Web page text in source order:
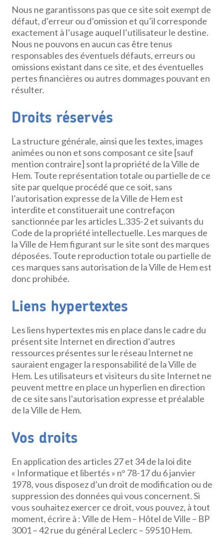
Nous ne garantissons pas que ce site soit exempt de
défaut, d’erreur ou d’omission et qu’il corresponde
exactement à l’usage auquel l’utilisateur le destine.
Nous ne pouvons en aucun cas être tenus
responsables des éventuels défauts, erreurs ou
omissions existant dans ce site, et des éventuelles
pertes financières ou autres dommages pouvant en
résulter.
Droits réservés
La structure générale, ainsi que les textes, images
animées ou non et sons composant ce site [sauf
mention contraire] sont la propriété de la Ville de
Hem. Toute représentation totale ou partielle de ce
site par quelque procédé que ce soit, sans
l’autorisation expresse de la Ville de Hem est
interdite et constituerait une contrefaçon
sanctionnée par les articles L.335-2 et suivants du
Code de la propriété intellectuelle. Les marques de
la Ville de Hem figurant sur le site sont des marques
déposées. Toute reproduction totale ou partielle de
ces marques sans autorisation de la Ville de Hem est
donc prohibée.
Liens hypertextes
Les liens hypertextes mis en place dans le cadre du
présent site Internet en direction d’autres
ressources présentes sur le réseau Internet ne
sauraient engager la responsabilité de la Ville de
Hem. Les utilisateurs et visiteurs du site Internet ne
peuvent mettre en place un hyperlien en direction
de ce site sans l’autorisation expresse et préalable
de la Ville de Hem.
Vos droits
En application des articles 27 et 34 de la loi dite
« Informatique et libertés » n° 78-17 du 6 janvier
1978, vous disposez d’un droit de modification ou de
suppression des données qui vous concernent. Si
vous souhaitez exercer ce droit, vous pouvez, à tout
moment, écrire à : Ville de Hem – Hôtel de Ville – BP
3001 – 42 rue du général Leclerc – 59510 Hem.